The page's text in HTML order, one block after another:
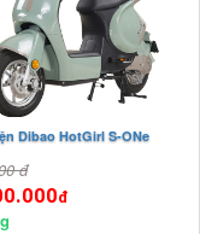
Dibao HotGirl S-ONe
đ
đ